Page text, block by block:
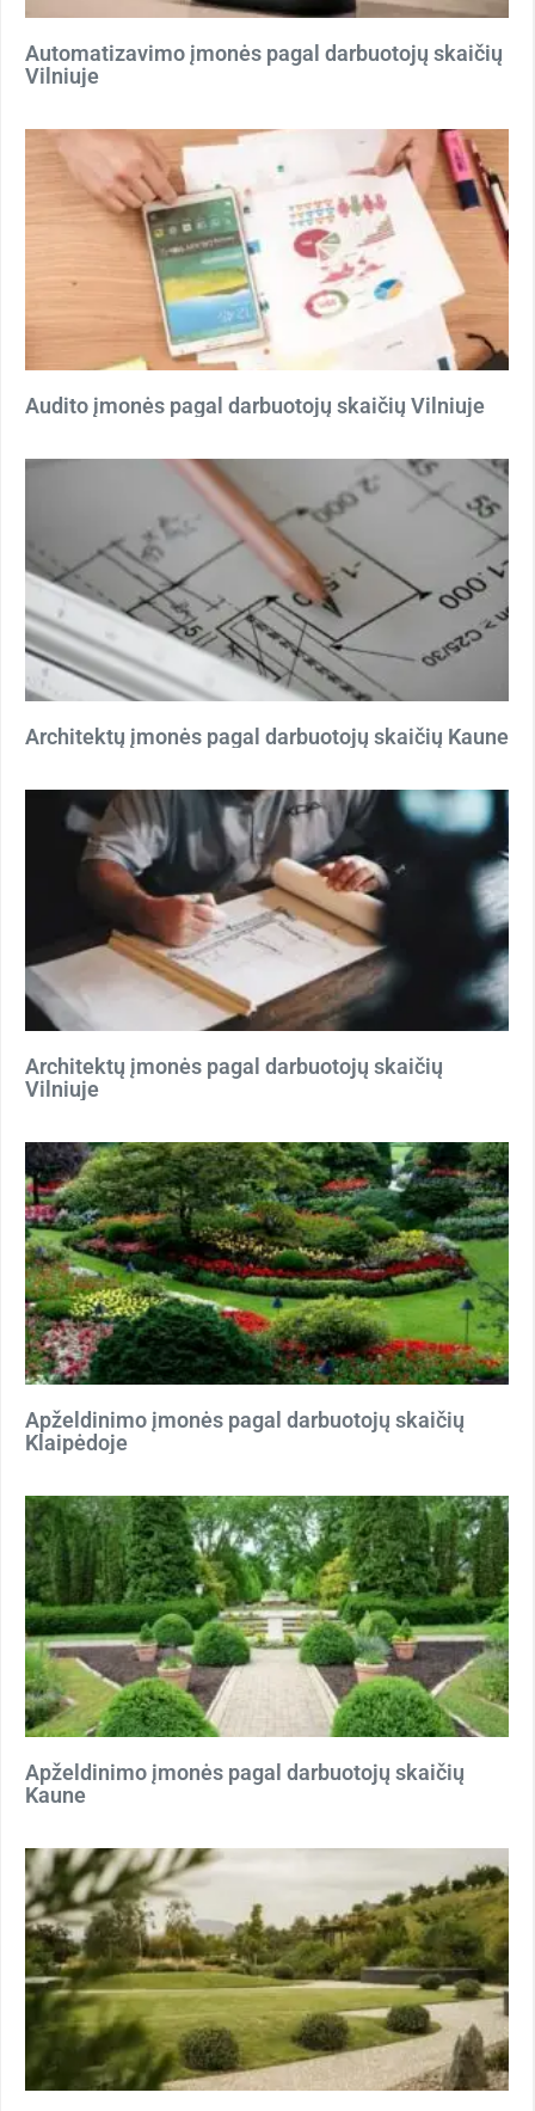
Automatizavimo įmonės pagal darbuotojų skaičių
Vilniuje
Audito įmonės pagal darbuotojų skaičių Vilniuje
Architektų įmonės pagal darbuotojų skaičių Kaune
Architektų įmonės pagal darbuotojų skaičių
Vilniuje
Apželdinimo įmonės pagal darbuotojų skaičių
Klaipėdoje
Apželdinimo įmonės pagal darbuotojų skaičių
Kaune